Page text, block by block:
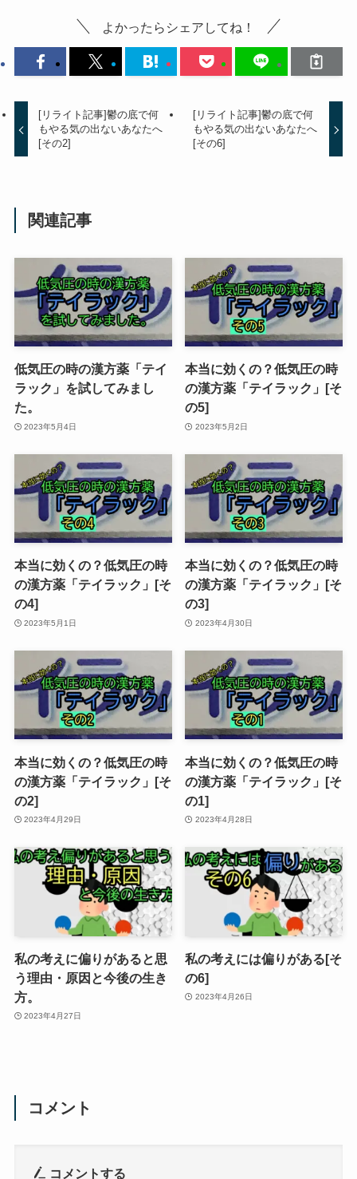
よかったらシェアしてね！
[リライト記事]鬱の底で何
もやる気の出ないあなたへ
[その2]
[リライト記事]鬱の底で何
もやる気の出ないあなたへ
[その6]
関連記事
低気圧の時の漢方薬「テイ
ラック」を試してみまし
た。
2023年5月4日
本当に効くの？低気圧の時
の漢方薬「テイラック」[そ
の5]
2023年5月2日
本当に効くの？低気圧の時
の漢方薬「テイラック」[そ
の4]
2023年5月1日
本当に効くの？低気圧の時
の漢方薬「テイラック」[そ
の3]
2023年4月30日
本当に効くの？低気圧の時
の漢方薬「テイラック」[そ
の2]
2023年4月29日
本当に効くの？低気圧の時
の漢方薬「テイラック」[そ
の1]
2023年4月28日
私の考えに偏りがあると思
う理由・原因と今後の生き
方。
2023年4月27日
私の考えには偏りがある[そ
の6]
2023年4月26日
コメント
コメントする